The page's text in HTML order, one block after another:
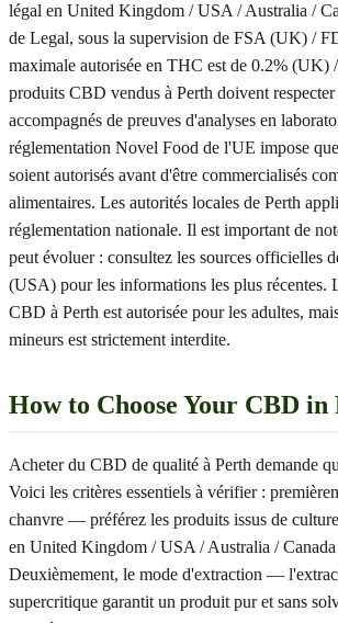
légal en United Kingdom / USA / Australia /
de Legal, sous la supervision de FSA (UK) /
maximale autorisée en THC est de 0.2%
produits CBD vendus à Perth doivent
accompagnés de preuves d'analyses en
réglementation Novel Food de l'UE impose
soient autorisés avant d'être commercialisés
alimentaires. Les autorités locales de Perth
réglementation nationale. Il est important de
peut évoluer : consultez les sources officielles
(USA) pour les informations les plus récentes.
CBD à Perth est autorisée pour les adultes,
mineurs est strictement interdite.
How to Choose Your CBD in
Acheter du CBD de qualité à Perth demande
Voici les critères essentiels à vérifier :
chanvre — préférez les produits issus de
en United Kingdom / USA / Australia /
Deuxièmement, le mode d'extraction —
supercritique garantit un produit pur et sans